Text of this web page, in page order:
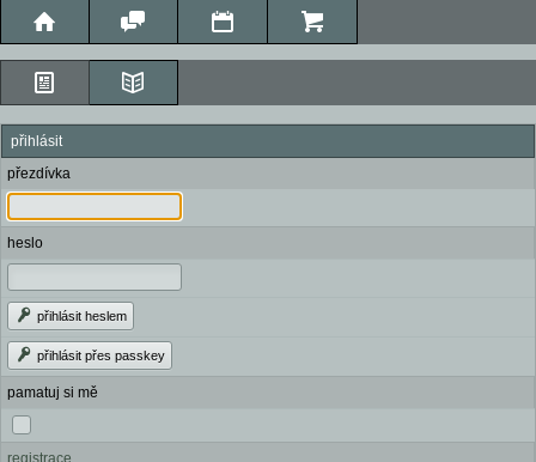
přihlásit
přezdívka
heslo
přihlásit heslem
přihlásit přes passkey
pamatuj si mě
registrace